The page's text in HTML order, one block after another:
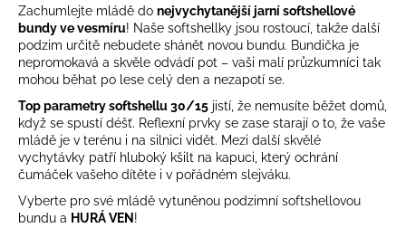
Zachumlejte mládě do nejvychytanější jarní softshellové
bundy ve vesmíru! Naše softshellky jsou rostoucí, takže další
podzim určitě nebudete shánět novou bundu. Bundička je
nepromokavá a skvěle odvádí pot – vaši malí průzkumníci tak
mohou běhat po lese celý den a nezapotí se.
Top parametry softshellu 30/15 jistí, že nemusíte běžet domů,
když se spustí déšť. Reflexní prvky se zase starají o to, že vaše
mládě je v terénu i na silnici vidět. Mezi další skvělé
vychytávky patří hluboký kšilt na kapuci, který ochrání
čumáček vašeho dítěte i v pořádném slejváku.
Vyberte pro své mládě vytuněnou podzimní softshellovou
bundu a HURÁ VEN !
u
j
e
t
e
n
a
j
í
t